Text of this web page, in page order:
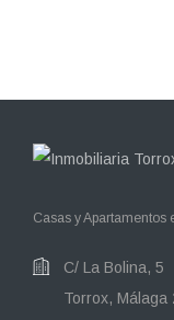
Casas y Apartamentos
C/ La Bolina, 5
Torrox, Málaga